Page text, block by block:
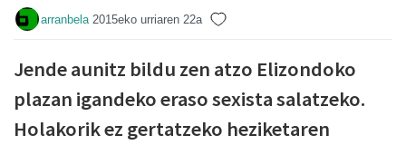
arranbela 2015eko urriaren 22a
Jende aunitz bildu zen atzo Elizondoko
plazan igandeko eraso sexista salatzeko.
Holakorik ez gertatzeko heziketaren